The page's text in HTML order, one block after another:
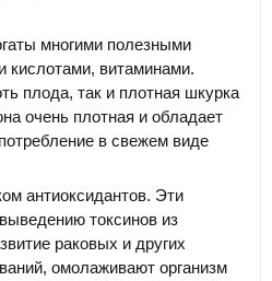
многими полезными
витаминами.
плода, так и плотная шкурка
очень плотная и обладает
в свежем виде
антиоксидантов. Эти
токсинов из
раковых и других
омолаживают организм